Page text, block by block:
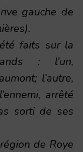
gauche de
faits sur la
: l’un,
l’autre,
arrêté
sorti de ses
de Roye